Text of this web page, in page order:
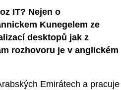
IT? Nejen o
Kunegelem ze
desktopů jak z
rozhovoru je v anglickém
Emirátech a pracuje